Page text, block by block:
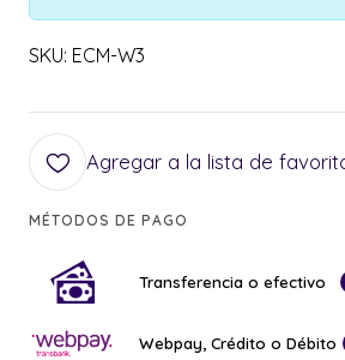
SKU: ECM-W3
Agregar a la lista de
MÉTODOS DE PAGO
Transferencia o efectivo
Webpay, Crédito o Débito